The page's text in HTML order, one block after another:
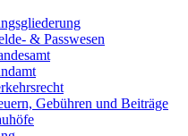
& Passwesen
Gebühren und Beiträge